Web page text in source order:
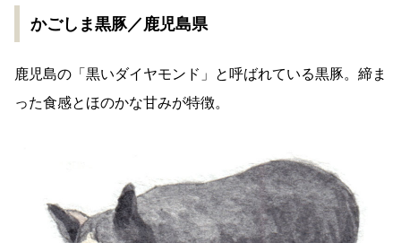
かごしま黒豚／鹿児島県
鹿児島の「黒いダイヤモンド」と呼ばれている黒豚。締ま
った食感とほのかな甘みが特徴。